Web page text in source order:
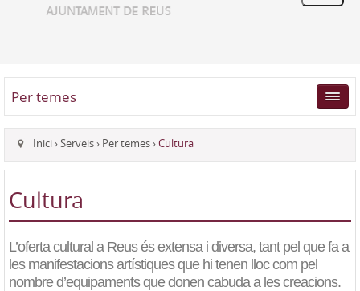
Per temes
Inici›Serveis› Per temes›Cultura
Cultura
L’oferta cultural a Reus és extensa i diversa, tant pel que fa a
les manifestacions artístiques que hi tenen lloc com pel
nombre d’equipaments que donen cabuda a les creacions.